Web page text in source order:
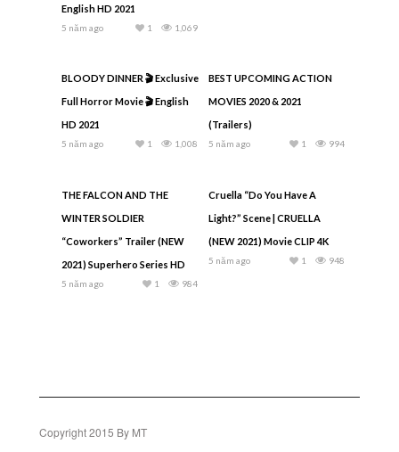
English HD 2021
5 năm ago 1,069
1
BLOODY DINNER 🎬 Exclusive
Full Horror Movie 🎬 English
HD 2021
5 năm ago 1,008
1
BEST UPCOMING ACTION
MOVIES 2020 & 2021
(Trailers)
5 năm ago 994
1
THE FALCON AND THE
WINTER SOLDIER
“Coworkers” Trailer (NEW
2021) Superhero Series HD
5 năm ago 984
1
Cruella “Do You Have A
Light?” Scene | CRUELLA
(NEW 2021) Movie CLIP 4K
5 năm ago 948
1
Copyright 2015 By MT